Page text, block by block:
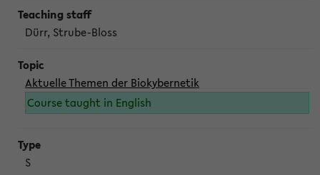
Dürr, Strube-Bloss
Aktuelle Themen der Biokybernetik
Course taught in English
S